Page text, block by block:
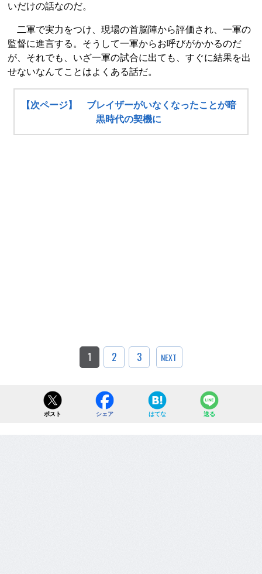
いだけの話なのだ。
二軍で実力をつけ、現場の首脳陣から評価され、一軍の
監督に進言する。そうして一軍からお呼びがかかるのだ
が、それでも、いざ一軍の試合に出ても、すぐに結果を出
せないなんてことはよくある話だ。
【次ページ】 ブレイザーがいなくなったことが暗
黒時代の契機に
1 2 3 NEXT
ポスト シェア はてな 送る